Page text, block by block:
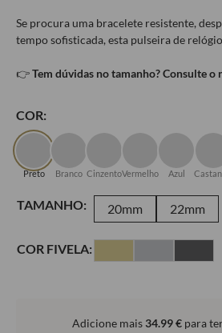
Se procura uma bracelete resistente,
tempo sofisticada, esta pulseira de
👉Tem dúvidas no tamanho? Consulte o
COR:
Preto Branco CinzentoVermelho Azul
TAMANHO: 20mm 22mm
COR FIVELA:
Adicione mais 34.99€para